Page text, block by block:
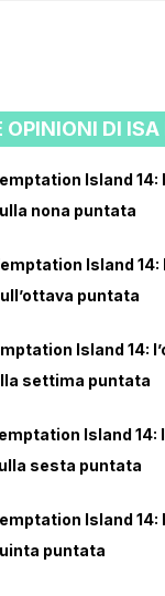
OPINIONI DI ISA
Island 14:
nona puntata
Island 14:
puntata
Island 14:
settima puntata
Island 14:
sesta puntata
Island 14:
puntata